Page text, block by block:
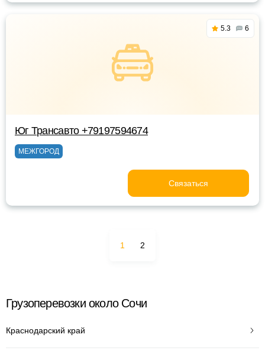
5.3 6
Юг Трансавто +79197594674
МЕЖГОРОД
Связаться
1 2
Грузоперевозки около Сочи
Краснодарский край